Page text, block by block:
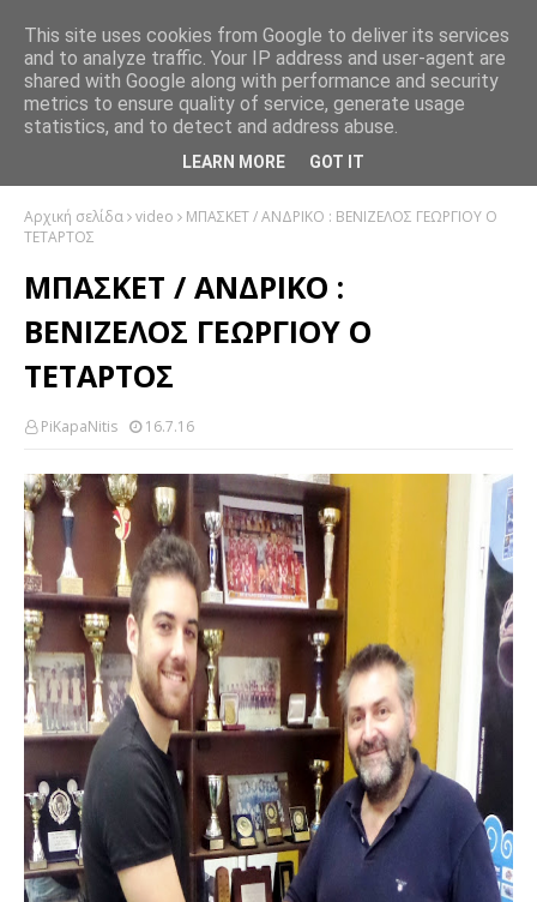
Αρχική σελίδα video
ΜΠΑΣΚΕΤ / ΑΝΔΡΙΚΟ : ΒΕΝΙΖΕΛΟΣ ΓΕΩΡΓΙΟΥ Ο
ΤΕΤΑΡΤΟΣ
ΜΠΑΣΚΕΤ / ΑΝΔΡΙΚΟ :
ΒΕΝΙΖΕΛΟΣ ΓΕΩΡΓΙΟΥ Ο
ΤΕΤΑΡΤΟΣ
PiKapaNitis 16.7.16
This site uses cookies from Google to deliver its services
and to analyze traffic. Your IP address and user-agent are
shared with Google along with performance and security
metrics to ensure quality of service, generate usage
statistics, and to detect and address abuse.
LEARN MORE GOT IT